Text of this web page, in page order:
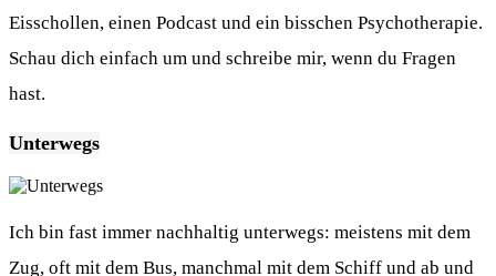
Eisschollen, einen Podcast und ein bisschen Psychotherapie.
Schau dich einfach um und schreibe mir, wenn du Fragen
hast.
Unterwegs
Ich bin fast immer nachhaltig unterwegs: meistens mit dem
Zug, oft mit dem Bus, manchmal mit dem Schiff und ab und